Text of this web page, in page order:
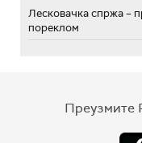
Лесковачка спржа –
пореклом
Преузмите